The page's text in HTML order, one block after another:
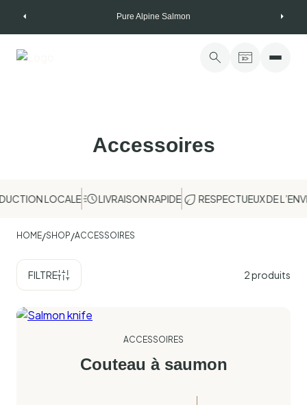
Pure Alpine Salmon
Accessoires
LOCALE LIVRAISON RAPIDE RESPECTUEUX DE
HOME/SHOP/ACCESSOIRES
FILTRE 2produits
ACCESSOIRES
Couteau à saumon